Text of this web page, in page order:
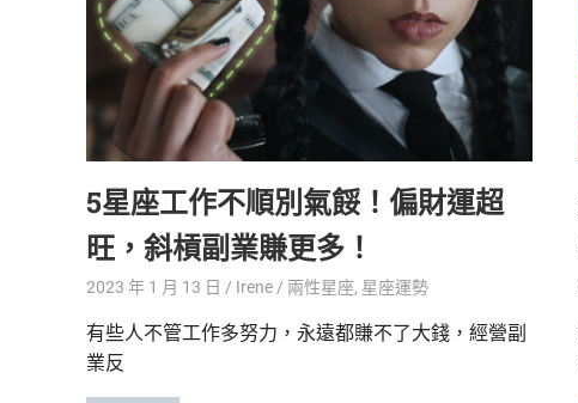
5星座工作不順別氣餒！偏財運超
旺，斜槓副業賺更多！
2023 年 1 月 13 日 Irene 兩性星座, 星座運勢
有些人不管工作多努力，永遠都賺不了大錢，經營副
業反